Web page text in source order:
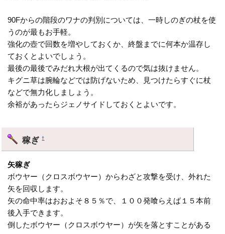
90Fからの階段のワナの判別については、一時しのぎの杖を使
うのが最もお手軽。
強化の壺で回数を増やしておくか、終盤までに何本か温存し
ておくとよいでしょう。
最後の最後でみだれ大根が出てくるので気は抜けません。
キグニ草は腕輪などでは防げないため、見つけたらすぐに杖
などで無力化しましょう。
余裕があったらジェノサイドしておくとよいです。
稼ぎ†
矢稼ぎ
ボウヤー（クロスボウヤー）からわざと攻撃を受け、外れた
矢を回収します。
矢の命中率はおおよそ８５％で、１００発喰らえば１５本前
後入手できます。
倒したボウヤー（クロスボウヤー）が矢を落とすことがある